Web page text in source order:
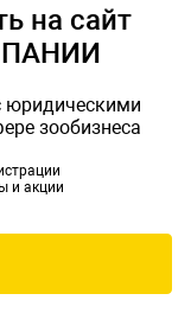
на сайт
юридическими
зообизнеса
и акции